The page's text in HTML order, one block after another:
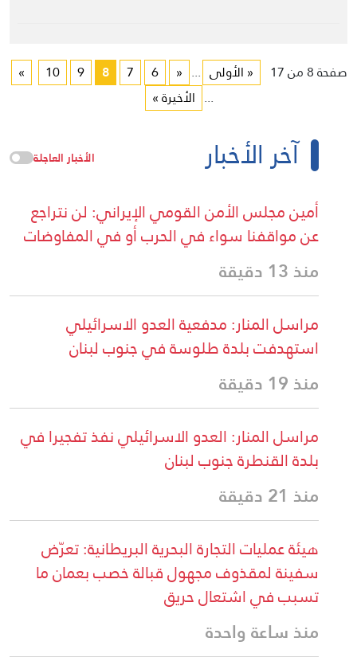
صفحة 8 من 17 « الأولى ...
«
6
7
8
9
10
»
... الأخيرة »
آخر الأخبار الأخبار العاجلة
أمين مجلس الأمن القومي الإيراني: لن نتراجع
عن مواقفنا سواء في الحرب أو في المفاوضات
منذ 13 دقيقة
مراسل المنار: مدفعية العدو الاسرائيلي
استهدفت بلدة طلوسة في جنوب لبنان
منذ 19 دقيقة
مراسل المنار: العدو الاسرائيلي نفذ تفجيرا في
بلدة القنطرة جنوب لبنان
منذ 21 دقيقة
هيئة عمليات التجارة البحرية البريطانية: تعرّض
سفينة لمقذوف مجهول قبالة خصب بعمان ما
تسبب في اشتعال حريق
منذ ساعة واحدة